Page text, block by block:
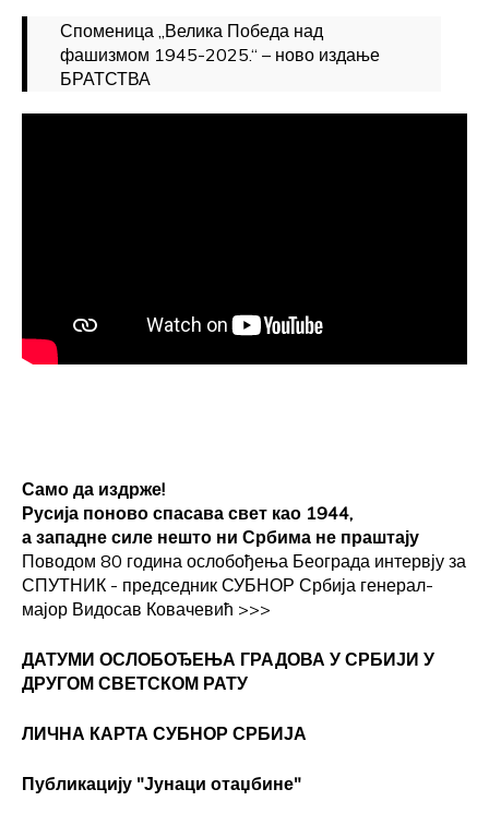
Споменица „Велика Победа над
фашизмом 1945-2025.“ – ново издање
БРАТСТВА
Само да издрже!
Русија поново спасава свет као 1944,
а западне силе нешто ни Србима не праштају
Поводом 80 година ослобођења Београда интервју за
СПУТНИК - председник СУБНОР Србија генерал-
мајор Видосав Ковачевић >>>
ДАТУМИ ОСЛОБОЂЕЊА ГРАДОВА У СРБИЈИ У
ДРУГОМ СВЕТСКОМ РАТУ
ЛИЧНА КАРТА СУБНОР СРБИЈА
Публикацију "Јунаци отаџбине"